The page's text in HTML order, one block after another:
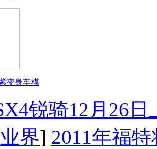
变身车模
锐骑12月26
界] 2011年福